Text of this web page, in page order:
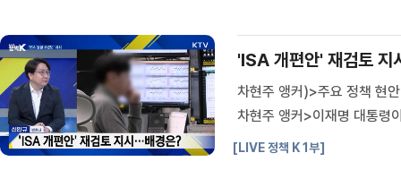
일자리위원회
중앙선거관리위원회
행정중심복합도시건설추친위원
회
'ISA 개편안' 재검토 지
차현주 앵커)>주요 정책 현
차현주 앵커>이재명 대통령
전면 개편하라고 지시했습
[LIVE 정책 K 1부]